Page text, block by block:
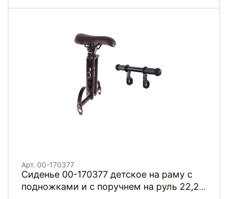
Арт. 00-170377
Сиденье 00-170377 детское на раму с
подножками и с поручнем на руль 22,2-